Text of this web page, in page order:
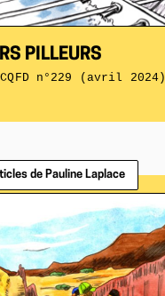
PILLEURS
CQFD n°229 (avril 2024)
de Pauline Laplace